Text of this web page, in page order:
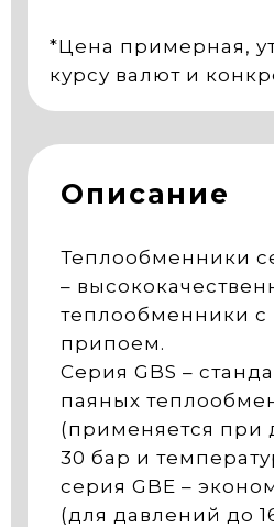
*Цена примерная,
курсу валют и
Описание
Теплообменники
–
теплообменники
припоем.
Серия GBS –
паяных
(применяется при
30 бар и
серия GBE –
(для давлений до